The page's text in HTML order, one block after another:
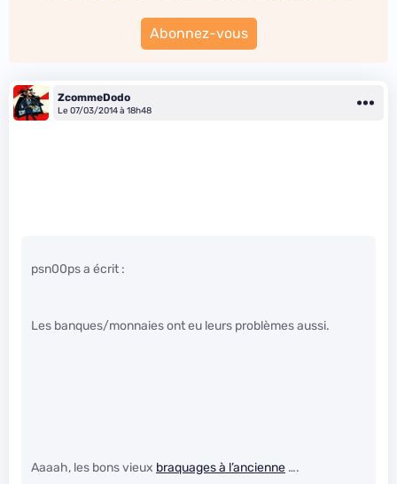
Abonnez-vous
ZcommeDodo
Le 07/03/2014 à 18h48
psn00ps a écrit :
Les banques/monnaies ont eu leurs problèmes aussi.
Aaaah, les bons vieux braquages à l’ancienne ….